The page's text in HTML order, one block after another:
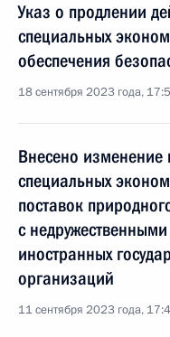
Указ о продлении
специальных
обеспечения
18 сентября 2023 года,
Внесено изменение
специальных
поставок
с
иностранных
организаций
11 сентября 2023 года,